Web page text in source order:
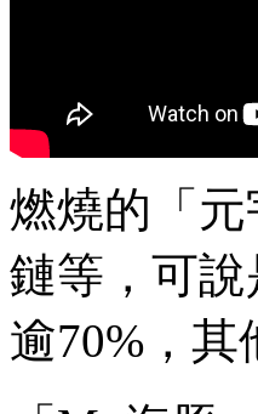
燃燒的「
鏈等，可
逾70%，